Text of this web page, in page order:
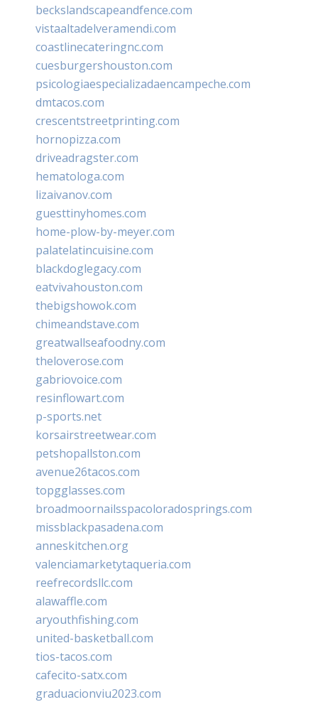
beckslandscapeandfence.com
vistaaltadelveramendi.com
coastlinecateringnc.com
cuesburgershouston.com
psicologiaespecializadaencampeche.com
dmtacos.com
crescentstreetprinting.com
hornopizza.com
driveadragster.com
hematologa.com
lizaivanov.com
guesttinyhomes.com
home-plow-by-meyer.com
palatelatincuisine.com
blackdoglegacy.com
eatvivahouston.com
thebigshowok.com
chimeandstave.com
greatwallseafoodny.com
theloverose.com
gabriovoice.com
resinflowart.com
p-sports.net
korsairstreetwear.com
petshopallston.com
avenue26tacos.com
topgglasses.com
broadmoornailsspacoloradosprings.com
missblackpasadena.com
anneskitchen.org
valenciamarketytaqueria.com
reefrecordsllc.com
alawaffle.com
aryouthfishing.com
united-basketball.com
tios-tacos.com
cafecito-satx.com
graduacionviu2023.com